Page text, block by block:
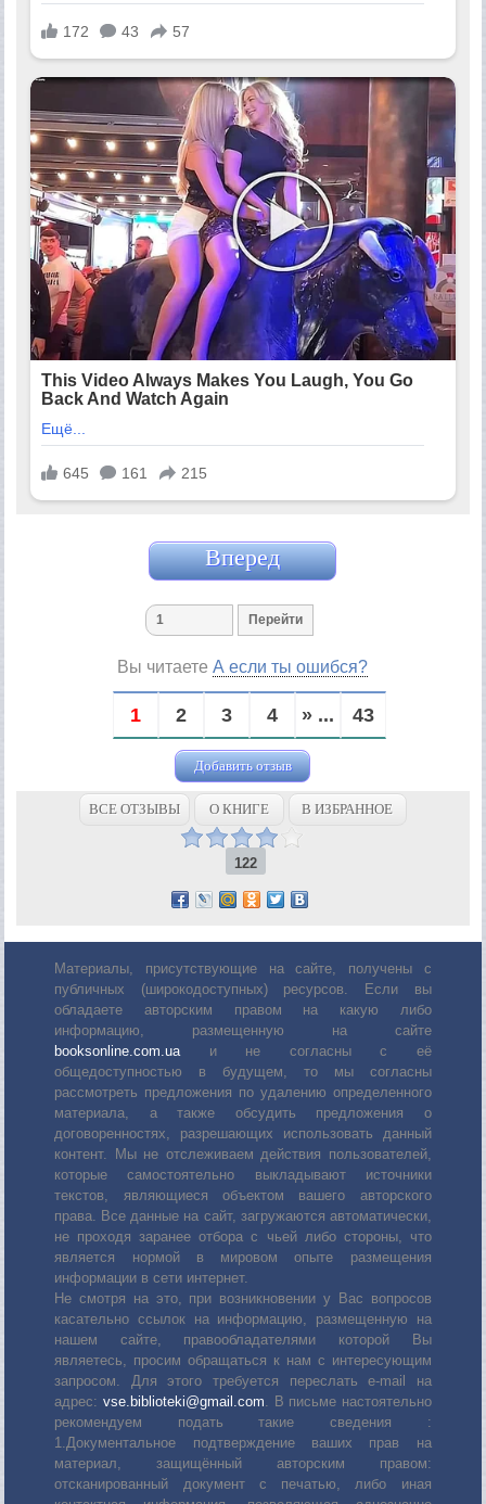
Вперед
Вы читаетеА если ты ошибся?
1 2 3 4 » ... 43
Добавить отзыв
ВСЕ ОТЗЫВЫ О КНИГЕ В ИЗБРАННОЕ
122
Материалы, присутствующие на сайте, получены с
публичных (широкодоступных) ресурсов. Если вы
обладаете авторским правом на какую либо
информацию, размещенную на сайте
booksonline.com.ua и не согласны с её
общедоступностью в будущем, то мы согласны
рассмотреть предложения по удалению определенного
материала, а также обсудить предложения о
договоренностях, разрешающих использовать данный
контент. Мы не отслеживаем действия пользователей,
которые самостоятельно выкладывают источники
текстов, являющиеся объектом вашего авторского
права. Все данные на сайт, загружаются автоматически,
не проходя заранее отбора с чьей либо стороны, что
является нормой в мировом опыте размещения
информации в сети интернет.
Не смотря на это, при возникновении у Вас вопросов
касательно ссылок на информацию, размещенную на
нашем сайте, правообладателями которой Вы
являетесь, просим обращаться к нам с интересующим
запросом. Для этого требуется переслать е-mail на
адрес: vse.biblioteki@gmail.com . В письме настоятельно
рекомендуем подать такие сведения :
1.Документальное подтверждение ваших прав на
материал, защищённый авторским правом:
отсканированный документ с печатью, либо иная